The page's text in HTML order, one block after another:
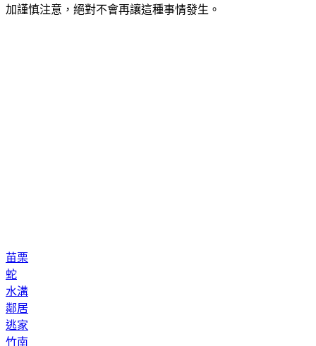
加謹慎注意，絕對不會再讓這種事情發生。
苗栗
蛇
水溝
鄰居
逃家
竹南